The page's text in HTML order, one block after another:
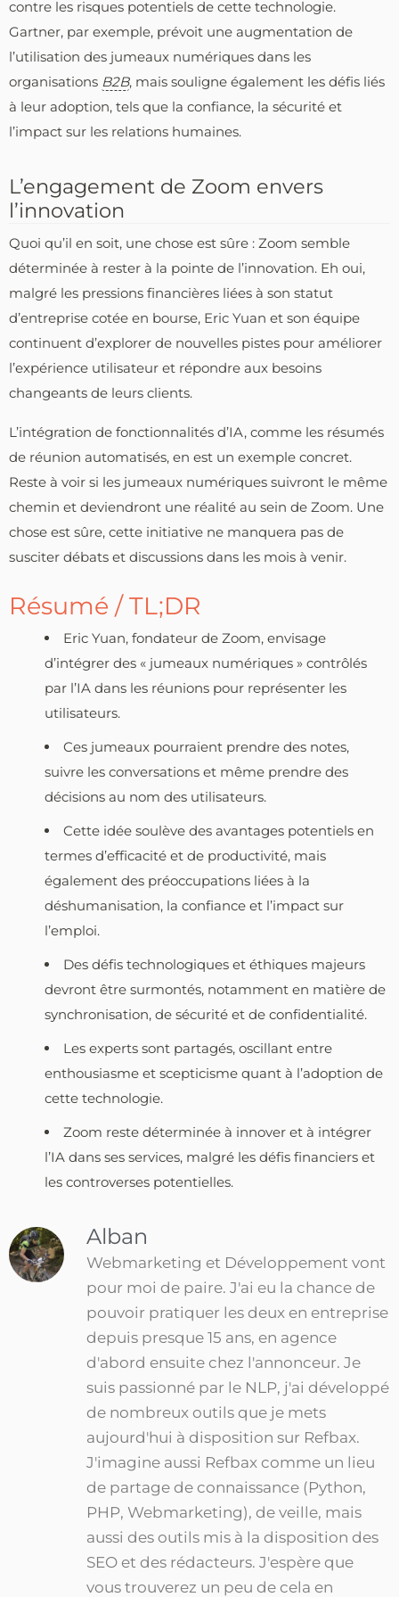
contre les risques potentiels de cette technologie.
Gartner, par exemple, prévoit une augmentation de
l’utilisation des jumeaux numériques dans les
organisations B2B, mais souligne également les défis liés
à leur adoption, tels que la confiance, la sécurité et
l’impact sur les relations humaines.
L’engagement de Zoom envers
l’innovation
Quoi qu’il en soit, une chose est sûre : Zoom semble
déterminée à rester à la pointe de l’innovation. Eh oui,
malgré les pressions financières liées à son statut
d’entreprise cotée en bourse, Eric Yuan et son équipe
continuent d’explorer de nouvelles pistes pour améliorer
l’expérience utilisateur et répondre aux besoins
changeants de leurs clients.
L’intégration de fonctionnalités d’IA, comme les résumés
de réunion automatisés, en est un exemple concret.
Reste à voir si les jumeaux numériques suivront le même
chemin et deviendront une réalité au sein de Zoom. Une
chose est sûre, cette initiative ne manquera pas de
susciter débats et discussions dans les mois à venir.
Résumé / TL;DR
Eric Yuan, fondateur de Zoom, envisage
d’intégrer des « jumeaux numériques » contrôlés
par l’IA dans les réunions pour représenter les
utilisateurs.
Ces jumeaux pourraient prendre des notes,
suivre les conversations et même prendre des
décisions au nom des utilisateurs.
Cette idée soulève des avantages potentiels en
termes d’efficacité et de productivité, mais
également des préoccupations liées à la
déshumanisation, la confiance et l’impact sur
l’emploi.
Des défis technologiques et éthiques majeurs
devront être surmontés, notamment en matière de
synchronisation, de sécurité et de confidentialité.
Les experts sont partagés, oscillant entre
enthousiasme et scepticisme quant à l’adoption de
cette technologie.
Zoom reste déterminée à innover et à intégrer
l’IA dans ses services, malgré les défis financiers et
les controverses potentielles.
Alban
Webmarketing et Développement vont
pour moi de paire. J'ai eu la chance de
pouvoir pratiquer les deux en entreprise
depuis presque 15 ans, en agence
d'abord ensuite chez l'annonceur. Je
suis passionné par le NLP, j'ai développé
de nombreux outils que je mets
aujourd'hui à disposition sur Refbax.
J'imagine aussi Refbax comme un lieu
de partage de connaissance (Python,
PHP, Webmarketing), de veille, mais
aussi des outils mis à la disposition des
SEO et des rédacteurs. J'espère que
vous trouverez un peu de cela en